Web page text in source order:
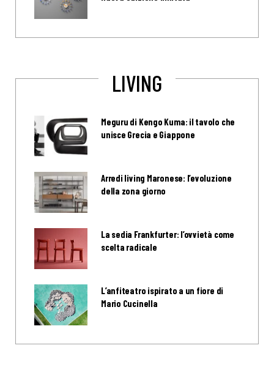
LIVING
Meguru di Kengo Kuma: il tavolo che
unisce Grecia e Giappone
Arredi living Maronese: l’evoluzione
della zona giorno
La sedia Frankfurter: l’ovvietà come
scelta radicale
L’anfiteatro ispirato a un fiore di
Mario Cucinella